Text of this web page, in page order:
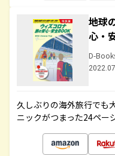
地球
心・
D-
久しぶりの海外旅行でも
ニックがつまった24ペー